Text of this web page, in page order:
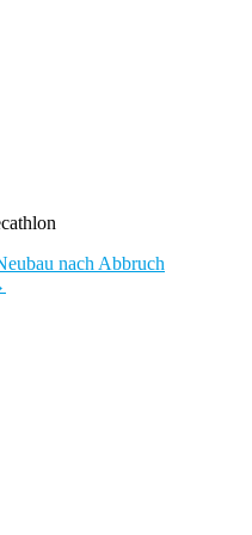
nach Abbruch